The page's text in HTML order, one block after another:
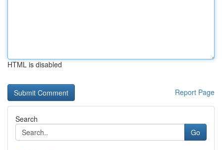
HTML is disabled
Report Page
Search
Go